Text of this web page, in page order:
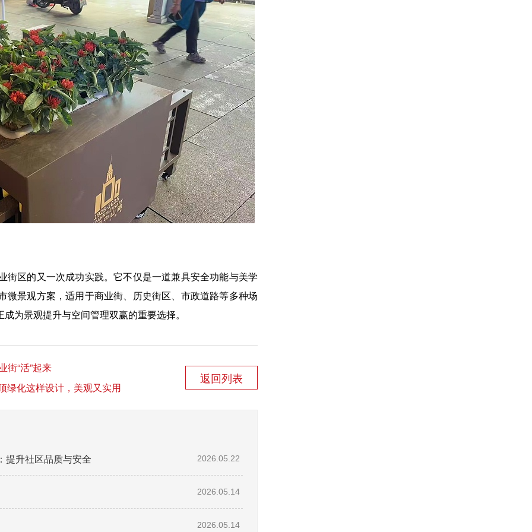
区的又一次成功实践。它不仅是一道兼具安全功能与美学
景观方案，适用于商业街、历史街区、市政道路等多种场
为景观提升与空间管理双赢的重要选择。
街“活”起来
绿化这样设计，美观又实用
返回列表
提升社区品质与安全 2026.05.22
2026.05.14
2026.05.14